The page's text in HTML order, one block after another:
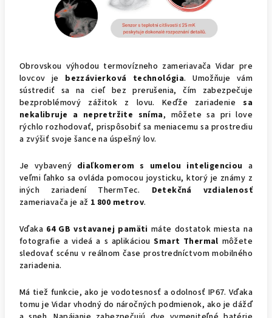
Obrovskou výhodou termovízneho zameriavača Vidar pre
lovcov je bezzávierková technológia. Umožňuje vám
sústrediť sa na cieľ bez prerušenia, čím zabezpečuje
bezproblémový zážitok z lovu. Keďže zariadeniesa
nekalibruje a nepretržite sníma, môžete sa pri love
rýchlo rozhodovať, prispôsobiť sa meniacemu sa prostrediu
a zvýšiť svoje šance na úspešný lov.
Je vybavený diaľkomerom s umelou inteligenciou a
veľmi ľahko sa ovláda pomocou joysticku, ktorý je známy z
iných zariadení ThermTec. Detekčná vzdialenosť
zameriavača je až 1 800 metrov.
Vďaka 64 GB vstavanej pamäti máte dostatok miesta na
fotografie a videá a s aplikáciouSmart Thermal môžete
sledovať scénu v reálnom čase prostredníctvom mobilného
zariadenia.
Má tiež funkcie, ako je vodotesnosť a odolnosť IP67. Vďaka
tomu je Vidar vhodný do náročných podmienok, ako je dážď